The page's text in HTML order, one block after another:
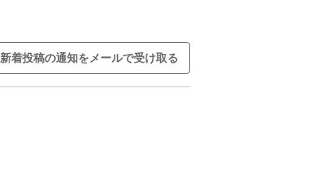
新着投稿の通知をメールで受け取る